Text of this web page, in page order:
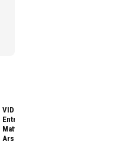
VIDEO –
Entrevista a
Matthew Fox para
ArsenalTV